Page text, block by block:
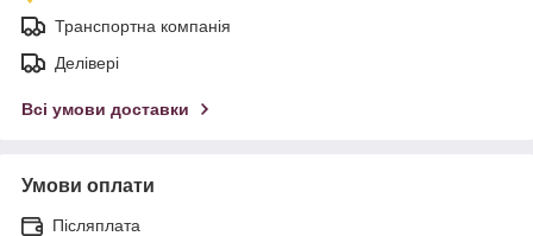
Транспортна компанія
Делівері
Всі умови доставки
Умови оплати
Післяплата